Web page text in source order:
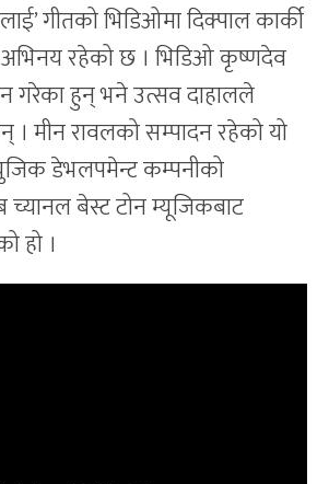
गीतको भिडिओमा दिक्पाल कार्की
अभिनय रहेको छ । भिडिओ कृष्णदेव
गरेका हुन् भने उत्सव दाहालले
। मीन रावलको सम्पादन रहेको यो
डेभलपमेन्ट कम्पनीको
बेस्ट टोन म्यूजिकबाट
हो ।